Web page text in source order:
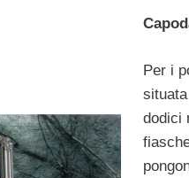
Per i
dodici